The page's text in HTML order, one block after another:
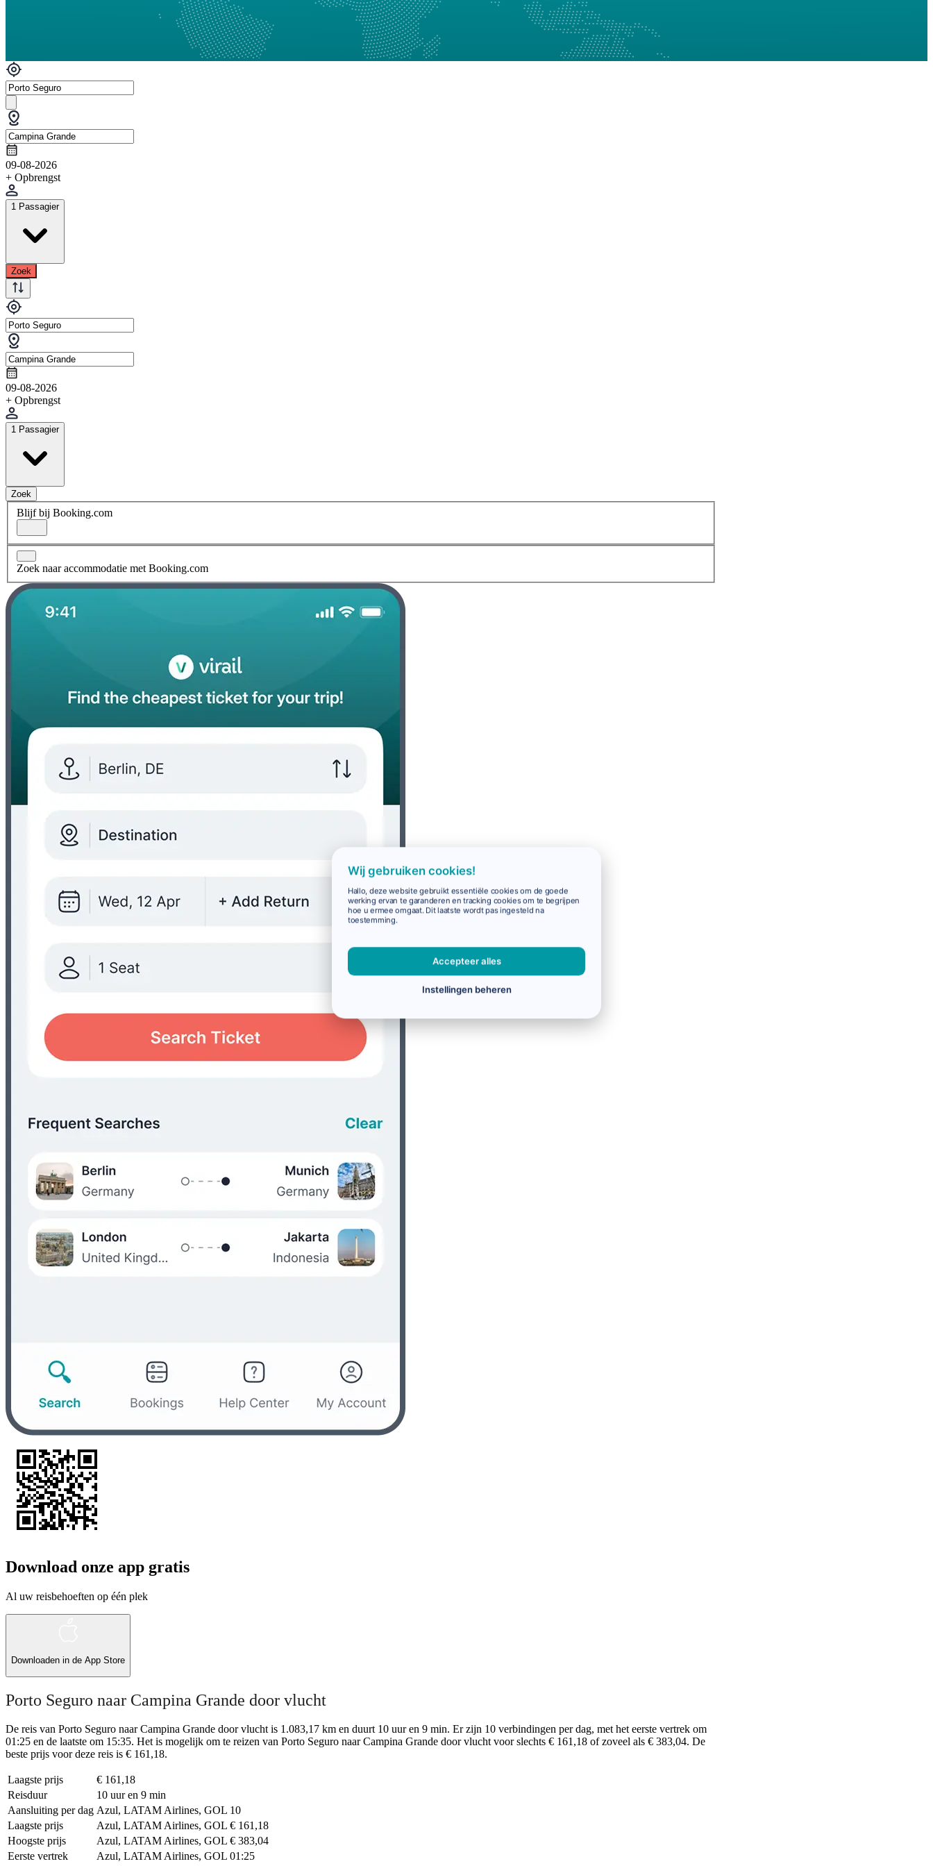
09-08-2026
+ Opbrengst
1 Passagier
Zoek
09-08-2026
+ Opbrengst
1 Passagier
Zoek
Blijf bij Booking.com
Zoek naar accommodatie met Booking.com
Download onze app gratis
Al uw reisbehoeften op één plek
Downloaden in de App Store
Porto Seguro naar Campina Grande door vlucht
De reis van Porto Seguro naar Campina Grande door vlucht is 1.083,17 km en duurt 10 uur en 9 min. Er zijn 10 verbindingen per dag, met het eerste vertrek om
01:25 en de laatste om 15:35. Het is mogelijk om te reizen van Porto Seguro naar Campina Grande door vlucht voor slechts € 161,18 of zoveel als € 383,04. De
beste prijs voor deze reis is € 161,18.
Laagste prijs
€ 161,18
Reisduur
10 uur en 9 min
Aansluiting per dag Azul, LATAM Airlines, GOL 10
Laagste prijs
Azul, LATAM Airlines, GOL € 161,18
Hoogste prijs
Azul, LATAM Airlines, GOL € 383,04
Eerste vertrek
Azul, LATAM Airlines, GOL 01:25
Wij gebruiken cookies!
Hallo, deze website gebruikt essentiële cookies om de goede
werking ervan te garanderen en tracking cookies om te begrijpen
hoe u ermee omgaat. Dit laatste wordt pas ingesteld na
toestemming.
Accepteer alles
Instellingen beheren